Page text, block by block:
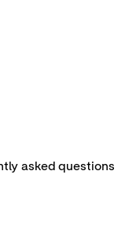
asked questions